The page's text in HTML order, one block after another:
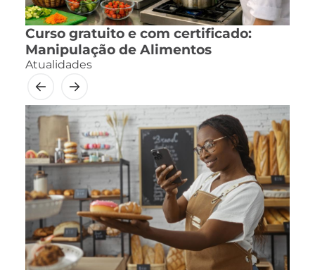
Curso gratuito e com certificado:
Manipulação de Alimentos
Atualidades